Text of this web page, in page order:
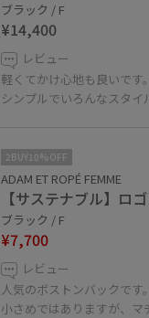
ブラック / F
¥14,400
レビュー
軽くてかけ心地も良いです。
シンプルでいろんなスタイ
2BUY10%OFF
ADAM ET ROPÉ FEMME
【サステナブル】ロ
ブラック / F
¥7,700
レビュー
人気のボストンバックです。
小さめではありますが、マ